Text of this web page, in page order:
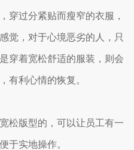
穿过分紧贴而瘦窄的衣服，
觉，对于心境恶劣的人，只
穿着宽松舒适的服装，则会
有利心情的恢复。
松版型的，可以让员工有一
于实地操作。